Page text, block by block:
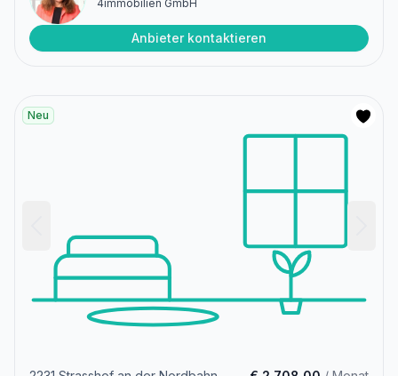
4immobilien GmbH
Anbieter kontaktieren
Neu